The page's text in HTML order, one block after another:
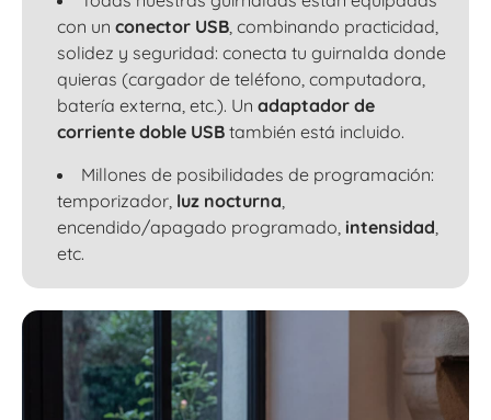
con un conector USB , combinando practicidad,
solidez y seguridad: conecta tu guirnalda donde
quieras (cargador de teléfono, computadora,
batería externa, etc.). Un adaptador de
corriente doble USB también está incluido.
Millones de posibilidades de programación:
temporizador, luz nocturna
encendido/apagado programado, intensidad
etc.